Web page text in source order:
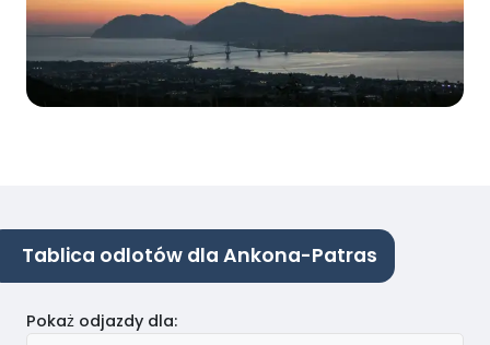
Tablica odlotów dla Ankona-Patras
Pokaż odjazdy dla: